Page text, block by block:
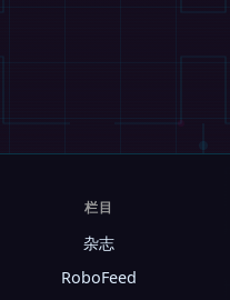
栏目
杂志
RoboFeed